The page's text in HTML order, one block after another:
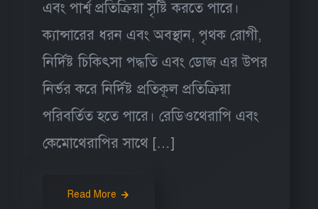
এবং পার্শ্ব প্রতিক্রিয়া সৃষ্টি করতে পারে।
ক্যান্সারের ধরন এবং অবস্থান, পৃথক রোগী,
নির্দিষ্ট চিকিৎসা পদ্ধতি এবং ডোজ এর উপর
নির্ভর করে নির্দিষ্ট প্রতিকূল প্রতিক্রিয়া
পরিবর্তিত হতে পারে। রেডিওথেরাপি এবং
কেমোথেরাপির সাথে […]
Read More